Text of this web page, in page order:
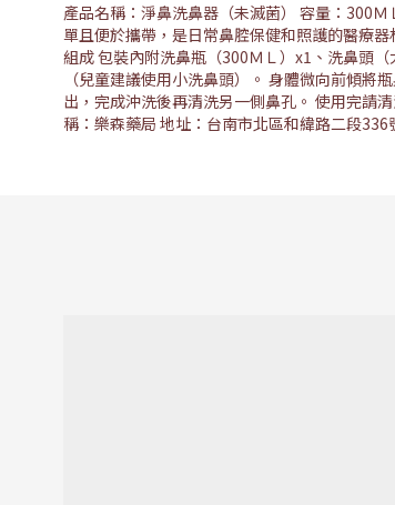
產品名稱：淨鼻洗鼻器（未滅菌） 容量：300
單且便於攜帶，是日常鼻腔保健和照護的醫療
組成 包裝內附洗鼻瓶（300ＭＬ）x1、洗鼻頭
（兒童建議使用小洗鼻頭）。 身體微向前傾
出，完成沖洗後再清洗另一側鼻孔。 使用完請
稱：樂森藥局 地址：台南市北區和緯路二段